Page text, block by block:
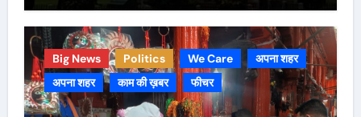
Big News Politics We Care
अपना शहर
अपना शहर
काम की ख़बर फीचर